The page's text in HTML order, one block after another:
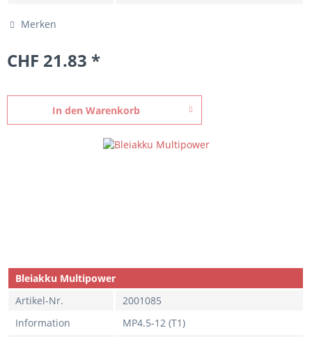
Merken
CHF 21.83 *
In den Warenkorb
Bleiakku Multipower
Artikel-Nr.
2001085
Information
MP4.5-12 (T1)